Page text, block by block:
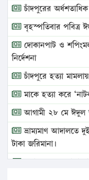
চাঁদপুরের
বৃহস্পতিবার পবিত্র
দোকানপাট ও
নির্দেশনা
চাঁদপুরে হত্যা
মাকে হত্যা করে
আগামী ২৮ মে ঈদুল
ভ্রাম্যমাণ আদালতে
টাকা জরিমানা।
এবার লঞ্চের ভাড়া